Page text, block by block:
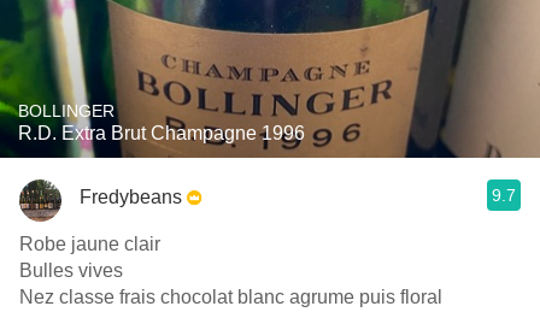
BOLLINGER
R.D. Extra Brut Champagne 1996
Fredybeans 9.7
Robe jaune clair
Bulles vives
Nez classe frais chocolat blanc agrume puis floral